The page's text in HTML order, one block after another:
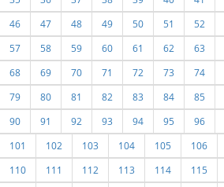
46
47 48 49 50 51 52
57
58 59 60 61 62 63
68
69 70 71 72 73 74
79
80 81 82 83 84 85
90
91 92 93 94 95 96
101
102 103 104 105 106
110
111 112 113 114 115